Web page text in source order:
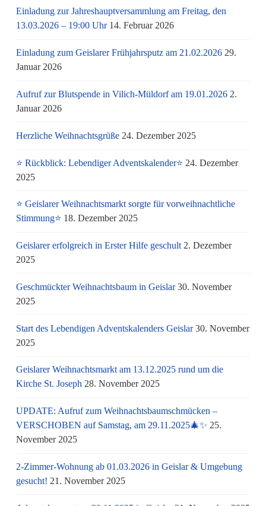
Einladung zur Jahreshauptversammlung am Freitag, den
13.03.2026 – 19:00 Uhr 14. Februar 2026
Einladung zum Geislarer Frühjahrsputz am 21.02.2026 29.
Januar 2026
Aufruf zur Blutspende in Vilich-Müldorf am 19.01.2026 2.
Januar 2026
Herzliche Weihnachtsgrüße 24. Dezember 2025
⭐ Rückblick: Lebendiger Adventskalender⭐ 24. Dezember
2025
⭐ Geislarer Weihnachtsmarkt sorgte für vorweihnachtliche
Stimmung⭐ 18. Dezember 2025
Geislarer erfolgreich in Erster Hilfe geschult 2. Dezember
2025
Geschmückter Weihnachtsbaum in Geislar 30. November
2025
Start des Lebendigen Adventskalenders Geislar 30. November
2025
Geislarer Weihnachtsmarkt am 13.12.2025 rund um die
Kirche St. Joseph 28. November 2025
UPDATE: Aufruf zum Weihnachtsbaumschmücken –
VERSCHOBEN auf Samstag, am 29.11.2025🎄✨ 25.
November 2025
2-Zimmer-Wohnung ab 01.03.2026 in Geislar & Umgebung
gesucht! 21. November 2025